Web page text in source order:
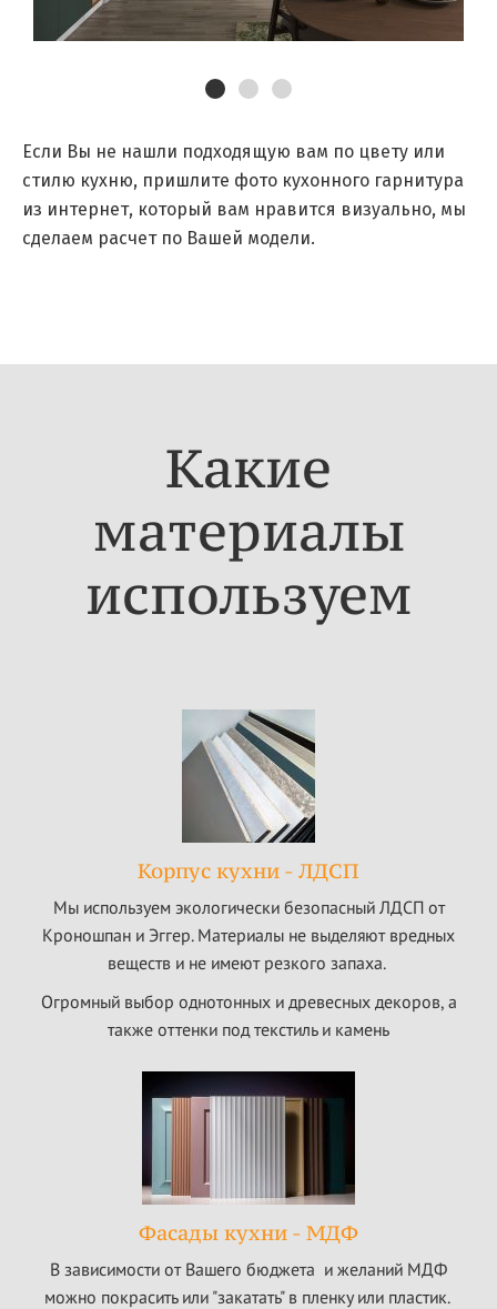
Если Вы не нашли подходящую вам по цвету или
стилю кухню, пришлите фото кухонного гарнитура
из интернет, который вам нравится визуально, мы
сделаем расчет по Вашей модели.
Какие
материалы
используем
Корпус кухни - ЛДСП
Мы используем экологически безопасный ЛДСП от
Кроношпан и Эггер. Материалы не выделяют вредных
веществ и не имеют резкого запаха.
Огромный выбор однотонных и древесных декоров, а
также оттенки под текстиль и камень
Фасады кухни - МДФ
В зависимости от Вашего бюджета и желаний МДФ
можно покрасить или "закатать" в пленку или пластик.